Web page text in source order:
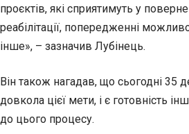
проєктів, які сприятимуть у
реабілітації, попередженні
інше», – зазначив Лубінець.
Він також нагадав, що сьогодні 35
довкола цієї мети, і є готовність
до цього процесу.